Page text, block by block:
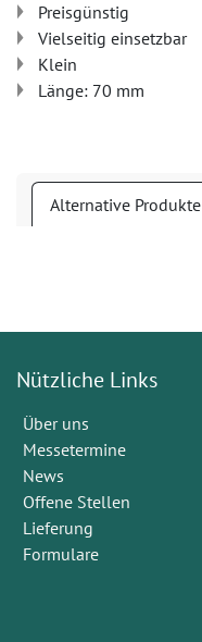
Preisgünstig
Vielseitig einsetzbar
Klein
Länge: 70 mm
Alternative Produkte
Nützliche Links
Über uns
Messetermine
News
Offene Stellen
Lieferung
Formulare